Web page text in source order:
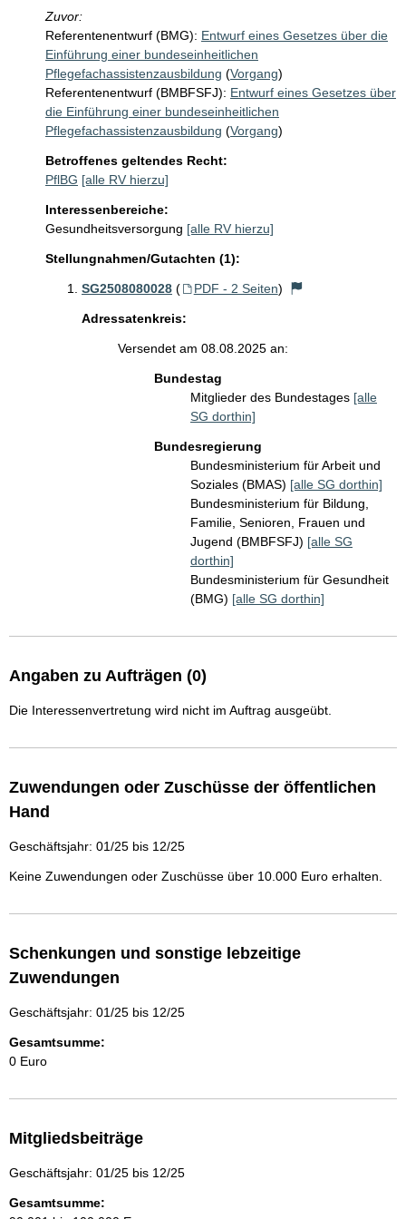
Zuvor:
Referentenentwurf (BMG): Entwurf eines Gesetzes über die
Einführung einer bundeseinheitlichen
Pflegefachassistenzausbildung (Vorgang)
Referentenentwurf (BMBFSFJ): Entwurf eines Gesetzes über
die Einführung einer bundeseinheitlichen
Pflegefachassistenzausbildung (Vorgang)
Betroffenes geltendes Recht:
PflBG [alle RV hierzu]
Interessenbereiche:
Gesundheitsversorgung [alle RV hierzu]
Stellungnahmen/Gutachten (1):
SG2508080028 ( PDF - 2 Seiten)
Adressatenkreis:
Versendet am 08.08.2025 an:
Bundestag
Mitglieder des Bundestages [alle
SG dorthin]
Bundesregierung
Bundesministerium für Arbeit und
Soziales (BMAS) [alle SG dorthin]
Bundesministerium für Bildung,
Familie, Senioren, Frauen und
Jugend (BMBFSFJ) [alle SG
dorthin]
Bundesministerium für Gesundheit
(BMG) [alle SG dorthin]
Angaben zu Aufträgen (0)
Die Interessenvertretung wird nicht im Auftrag ausgeübt.
Zuwendungen oder Zuschüsse der öffentlichen
Hand
Geschäftsjahr: 01/25 bis 12/25
Keine Zuwendungen oder Zuschüsse über 10.000 Euro erhalten.
Schenkungen und sonstige lebzeitige
Zuwendungen
Geschäftsjahr: 01/25 bis 12/25
Gesamtsumme:
0 Euro
Mitgliedsbeiträge
Geschäftsjahr: 01/25 bis 12/25
Gesamtsumme: